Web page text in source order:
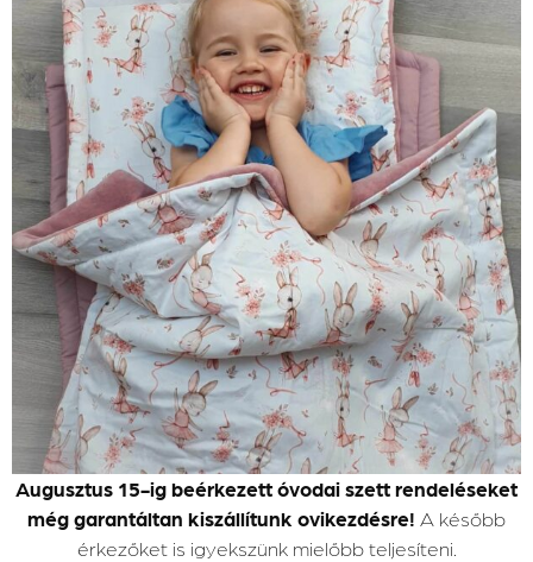
Augusztus 15-ig beérkezett óvodai szett rendeléseket
még garantáltan kiszállítunk ovikezdésre! A később
érkezőket is igyekszünk mielőbb teljesíteni.